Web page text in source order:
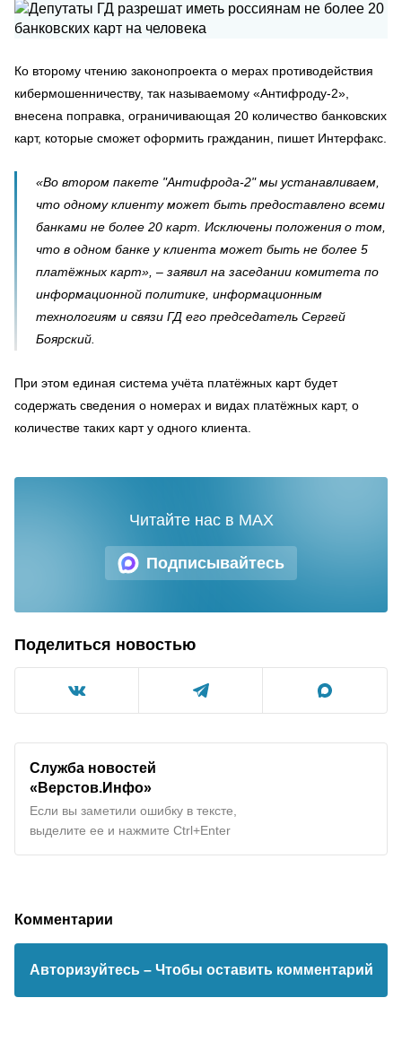
Ко второму чтению законопроекта о мерах противодействия
кибермошенничеству, так называемому «Антифроду-2»,
внесена поправка, ограничивающая 20 количество банковских
карт, которые сможет оформить гражданин, пишет Интерфакс.
«Во втором пакете "Антифрода-2" мы устанавливаем,
что одному клиенту может быть предоставлено всеми
банками не более 20 карт. Исключены положения о том,
что в одном банке у клиента может быть не более 5
платёжных карт», – заявил на заседании комитета по
информационной политике, информационным
технологиям и связи ГД его председатель Сергей
Боярский.
При этом единая система учёта платёжных карт будет
содержать сведения о номерах и видах платёжных карт, о
количестве таких карт у одного клиента.
Подписывайтесь
Читайте нас в MAX
Поделиться новостью
Служба новостей
«Верстов.Инфо»
Если вы заметили ошибку в тексте,
выделите ее и нажмите Ctrl+Enter
Комментарии
Авторизуйтесь – Чтобы оставить комментарий